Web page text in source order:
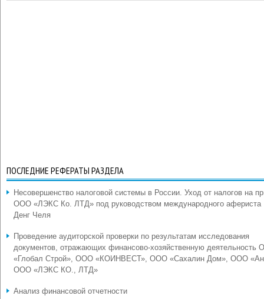
ПОСЛЕДНИЕ РЕФЕРАТЫ РАЗДЕЛА
Несовершенство налоговой системы в России. Уход от налогов на
ООО «ЛЭКС Ко. ЛТД» под руководством международного
Денг Челя
Проведение аудиторской проверки по результатам исследования
документов, отражающих финансово-хозяйственную деятельность
«Глобал Строй», ООО «КОИНВЕСТ», ООО «Сахалин Дом», ООО
ООО «ЛЭКС КО., ЛТД»
Анализ финансовой отчетности